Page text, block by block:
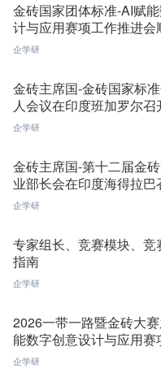
金砖国家团体标准-AI赋
计与应用赛项工作推进会
企学研
金砖主席国-金砖国家标
人会议在印度班加罗尔召
企学研
金砖主席国-第十二届金
业部长会在印度海得拉巴
企学研
专家组长、竞赛模块、竞
指南
企学研
2026一带一路暨金砖大
能数字创意设计与应用赛
企学研